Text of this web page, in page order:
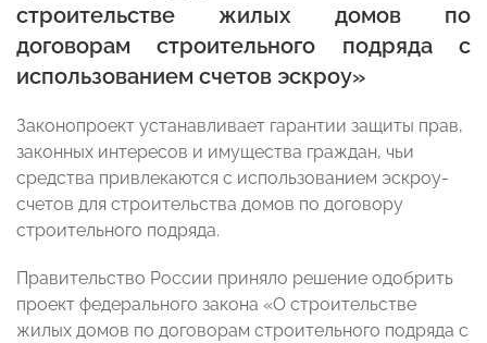
строительстве жилых домов по
договорам строительного подряда с
использованием счетов эскроу»
Законопроект устанавливает гарантии защиты прав,
законных интересов и имущества граждан, чьи
средства привлекаются с использованием эскроу-
счетов для строительства домов по договору
строительного подряда.
Правительство России приняло решение одобрить
проект федерального закона «О строительстве
жилых домов по договорам строительного подряда с